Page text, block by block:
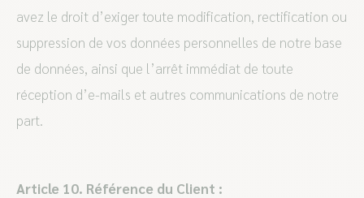
avez le droit d’exiger toute modification, rectification ou
suppression de vos données personnelles de notre base
de données, ainsi que l’arrêt immédiat de toute
réception d’e-mails et autres communications de notre
part.
Article 10. Référence du Client :